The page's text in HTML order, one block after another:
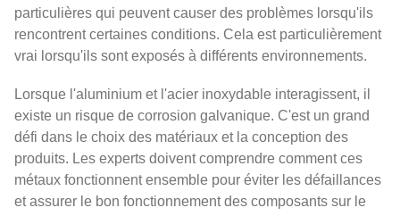
particulières qui peuvent causer des problèmes lorsqu'ils
rencontrent certaines conditions. Cela est particulièrement
vrai lorsqu'ils sont exposés à différents environnements.
Lorsque l'aluminium et l'acier inoxydable interagissent, il
existe un risque de corrosion galvanique. C'est un grand
défi dans le choix des matériaux et la conception des
produits. Les experts doivent comprendre comment ces
métaux fonctionnent ensemble pour éviter les défaillances
et assurer le bon fonctionnement des composants sur le